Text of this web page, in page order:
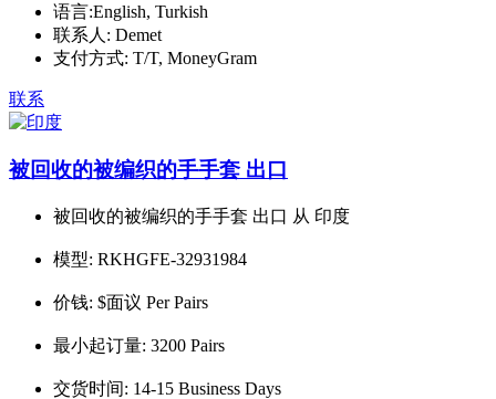
语言:English, Turkish
联系人: Demet
支付方式: T/T, MoneyGram
联系
被回收的被编织的手手套 出口
被回收的被编织的手手套 出口 从 印度
模型: RKHGFE-32931984
价钱: $面议 Per Pairs
最小起订量: 3200 Pairs
交货时间: 14-15 Business Days